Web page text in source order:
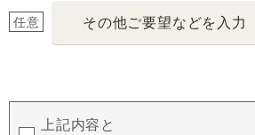
任意 その他ご要望などを入力
上記内容と